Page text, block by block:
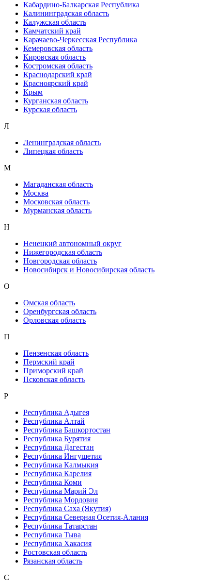
Кабардино-Балкарская Республика
Калининградская область
Калужская область
Камчатский край
Карачаево-Черкесская Республика
Кемеровская область
Кировская область
Костромская область
Краснодарский край
Красноярский край
Крым
Курганская область
Курская область
Л
Ленинградская область
Липецкая область
М
Магаданская область
Москва
Московская область
Мурманская область
Н
Ненецкий автономный округ
Нижегородская область
Новгородская область
Новосибирск и Новосибирская область
О
Омская область
Оренбургская область
Орловская область
П
Пензенская область
Пермский край
Приморский край
Псковская область
Р
Республика Адыгея
Республика Алтай
Республика Башкортостан
Республика Бурятия
Республика Дагестан
Республика Ингушетия
Республика Калмыкия
Республика Карелия
Республика Коми
Республика Марий Эл
Республика Мордовия
Республика Саха (Якутия)
Республика Северная Осетия-Алания
Республика Татарстан
Республика Тыва
Республика Хакасия
Ростовская область
Рязанская область
С